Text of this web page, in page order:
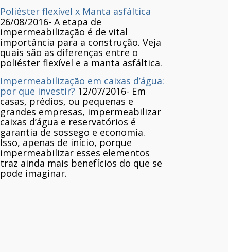
Poliéster flexível x Manta asfáltica
26/08/2016- A etapa de
impermeabilização é de vital
importância para a construção. Veja
quais são as diferenças entre o
poliéster flexível e a manta asfáltica.
Impermeabilização em caixas d’água:
por que investir? 12/07/2016- Em
casas, prédios, ou pequenas e
grandes empresas, impermeabilizar
caixas d’água e reservatórios é
garantia de sossego e economia.
Isso, apenas de início, porque
impermeabilizar esses elementos
traz ainda mais benefícios do que se
pode imaginar.